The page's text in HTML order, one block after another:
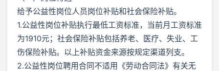
给予公益性岗位人员岗位补贴和社会保险补贴。
1.公益性岗位补贴执行最低工资标准，当前月工资标准
为1910元；社会保险补贴包括养老、医疗、失业、工
伤保险补贴。以上补贴资金来源按规定渠道列支。
2.公益性岗位聘用合同不适用《劳动合同法》有关无